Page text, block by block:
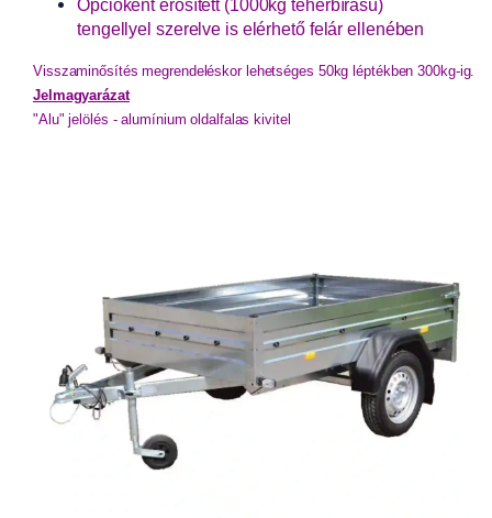
Opcióként erősített (1000kg teherbírású)
tengellyel szerelve is elérhető felár ellenében
Visszaminősítés megrendeléskor lehetséges 50kg léptékben 300kg-ig.
Jelmagyarázat
"Alu" jelölés - alumínium oldalfalas kivitel